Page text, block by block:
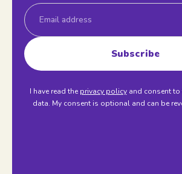
Email
Subscribe
I have read the privacy policyand consent to
data. My consent is optional and can be